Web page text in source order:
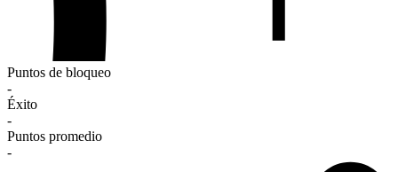
Puntos de bloqueo
-
Éxito
-
Puntos promedio
-